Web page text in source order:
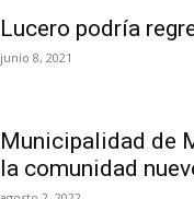
Lucero podría
junio 8, 2021
Municipalidad de
la comunidad